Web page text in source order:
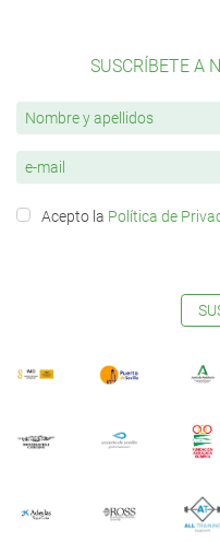
SUSCRÍBETE A
Acepto la Política de